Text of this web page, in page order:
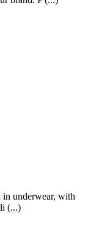
underwear, with
(...)